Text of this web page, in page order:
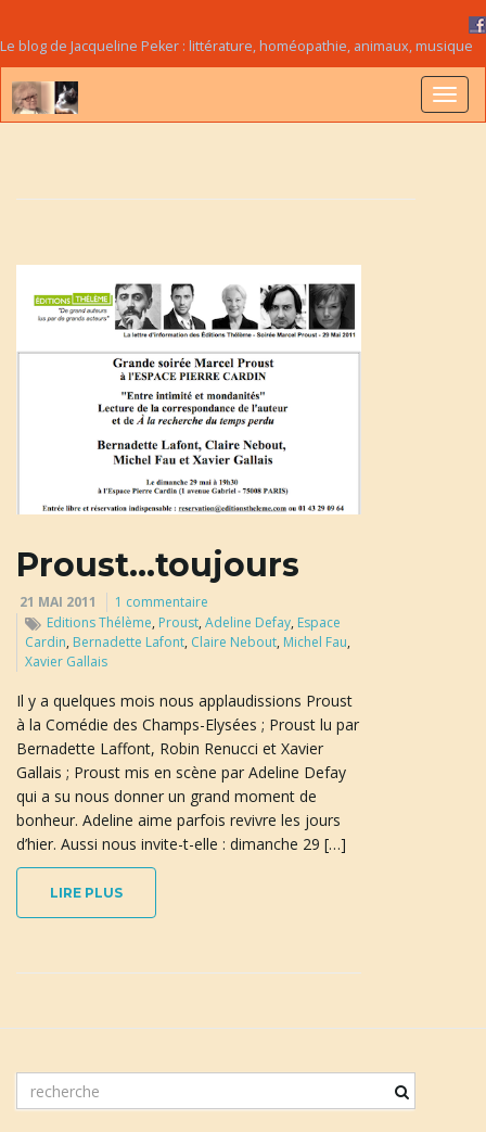
Le blog de Jacqueline Peker : littérature, homéopathie, animaux, musique
Proust…toujours
21 MAI 2011
1 commentaire
Editions Thélème, Proust,Adeline Defay, Espace
Cardin, Bernadette Lafont, Claire Nebout, Michel Fau,
Xavier Gallais
Il y a quelques mois nous applaudissions Proust
à la Comédie des Champs-Elysées ; Proust lu par
Bernadette Laffont, Robin Renucci et Xavier
Gallais ; Proust mis en scène par Adeline Defay
qui a su nous donner un grand moment de
bonheur. Adeline aime parfois revivre les jours
d’hier. Aussi nous invite-t-elle : dimanche 29 […]
LIRE PLUS
o